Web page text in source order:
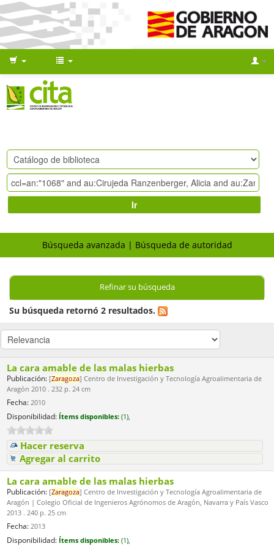
Ir
Búsqueda avanzada Búsqueda de autoridad
Refinar su búsqueda
Su búsqueda retornó 2 resultados.
La cara amable de las malas hierbas
Publicación: [Zaragoza] Centro de Investigación y Tecnología Agroalimentaria de
Aragón 2010 . 232 p. 24 cm
Fecha: 2010
Disponibilidad: Ítems disponibles: (1),
Hacer reserva
Agregar al carrito
La cara amable de las malas hierbas
Publicación: [Zaragoza] Centro de Investigación y Tecnología Agroalimentaria de
Aragón | Colegio Oficial de Ingenieros Agrónomos de Aragón, Navarra y País Vasco
2013 . 240 p. 25 cm
Fecha: 2013
Disponibilidad: Ítems disponibles: (1),